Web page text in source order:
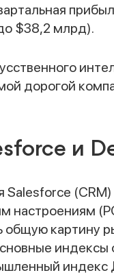
$38,2 млрд).
дорогой
и
(CRM)
настроениям
картину
индексы